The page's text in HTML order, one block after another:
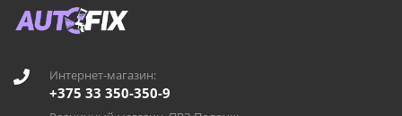
Интернет-магазин:
+375 33 350-350-9